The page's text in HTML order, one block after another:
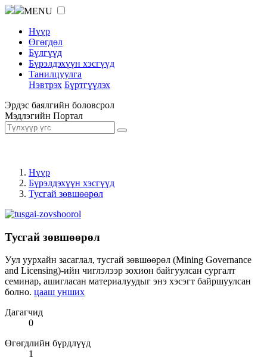
MENU
Нүүр
Өгөгдөл
Бүлгүүд
Бүрэлдэхүүн хэсгүүд
Танилцуулга
Нэвтрэх Бүртгүүлэх
Эрдэс баялгийн боловсрол
Мэдлэгийн Портал
Нүүр
Бүрэлдэхүүн хэсгүүд
Тусгай зөвшөөрөл
Тусгай зөвшөөрөл
Уул уурхайн засаглал, тусгай зөвшөөрөл (Mining Governance
and Licensing)-ийн чиглэлээр зохион байгуулсан сургалт
семинар, ашигласан материалуудыг энэ хэсэгт байршуулсан
болно. цааш унших
Дагагчид
0
Өгөгдлийн бүрдлүүд
1